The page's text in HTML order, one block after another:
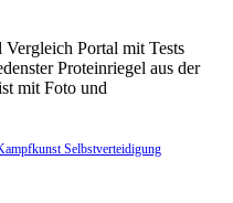
Vergleich Portal mit Tests
Proteinriegel aus der
mit Foto und
Selbstverteidigung